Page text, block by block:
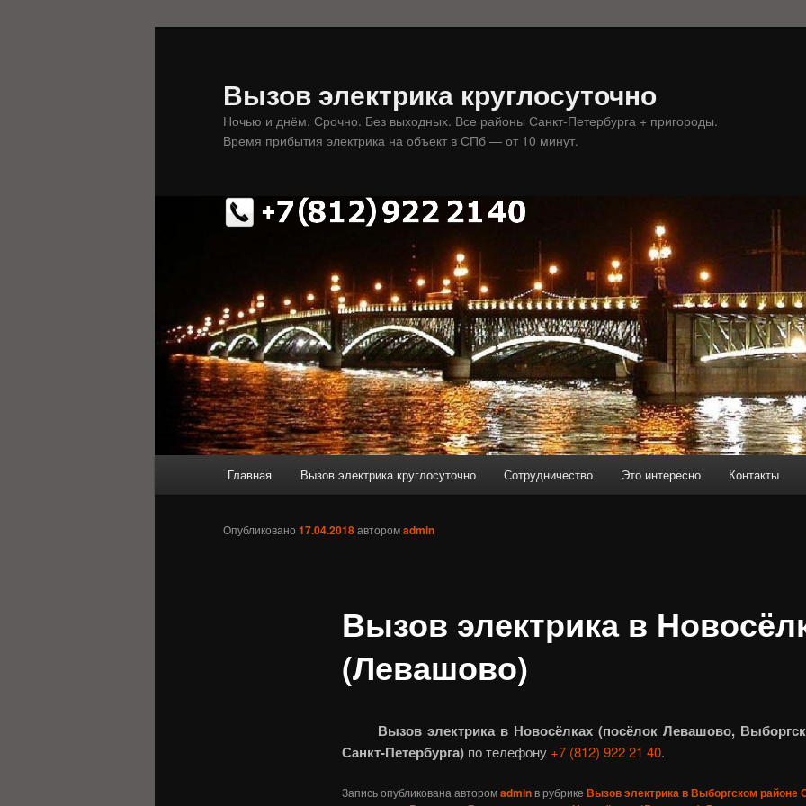
Вызов электрика круглосуточно
Ночью и днём. Срочно. Без выходных. Все районы Санкт-Петербурга + пригороды.
Время прибытия электрика на объект в СПб — от 10 минут.
Главная Вызов электрика круглосуточно Сотрудничество Это интересно Контакты
Вызов электрика в
(Левашово)
Опубликовано 17.04.2018авторомadmin
Вызов электрика в Новосёлках (посёлок Левашово,
Санкт-Петербурга)по телефону +7 (812) 922 21 40.
Запись опубликована авторомadminв рубрике Вызов электрика в Выборгском районе